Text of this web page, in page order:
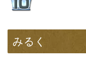
みるく